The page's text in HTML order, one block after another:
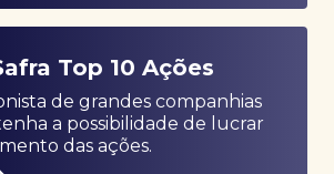
Top 10 Ações
de grandes companhias
a possibilidade de lucrar
das ações.